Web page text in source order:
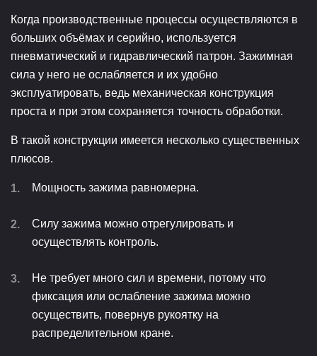
Когда производственные процессы осуществляются в
больших объёмах и серийно, используется
пневматический и гидравлический патрон. Зажимная
сила у него не ослабляется и их удобно
эксплуатировать, ведь механическая конструкция
проста и при этом сохраняется точность обработки.
В такой конструкции имеется несколько существенных
плюсов.
Мощность зажима равномерна.
Силу зажима можно отрегулировать и
осуществлять контроль.
Не требует много сил и времени, потому что
фиксация или ослабление зажима можно
осуществить, повернув рукоятку на
распределительном кране.